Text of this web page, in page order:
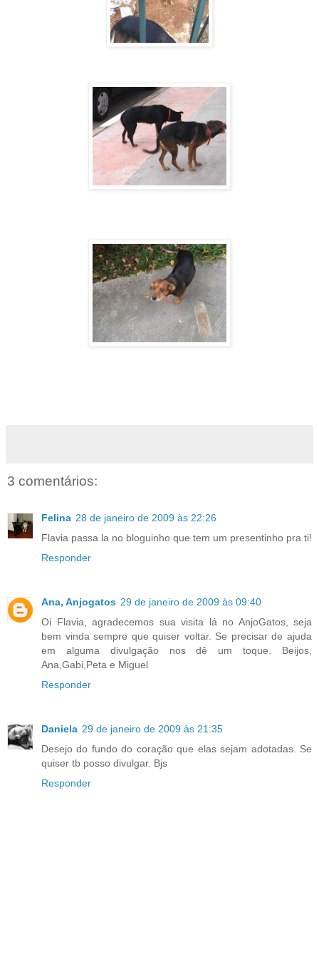
3 comentários:
Felina 28 de janeiro de 2009 às 22:26
Flavia passa la no bloguinho que tem um presentinho pra ti!
Responder
Ana, Anjogatos 29 de janeiro de 2009 às 09:40
Oi Flavia, agradecemos sua visita lá no AnjoGatos, seja
bem vinda sempre que quiser voltar. Se precisar de ajuda
em alguma divulgação nos dê um toque. Beijos,
Ana,Gabi,Peta e Miguel
Responder
Daniela 29 de janeiro de 2009 às 21:35
Desejo do fundo do coração que elas sejam adotadas. Se
quiser tb posso divulgar. Bjs
Responder